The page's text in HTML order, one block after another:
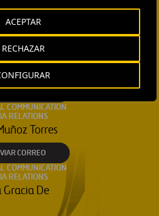
RECHAZAR
ACEPTAR
AND
Ruiz
COMMUNICATION
RELATIONS
Torres
CORREO
COMMUNICATION
RELATIONS
De